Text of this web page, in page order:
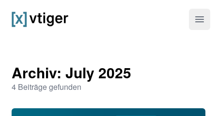
vtiger CRM
Archiv: July 2025
4 Beiträge gefunden